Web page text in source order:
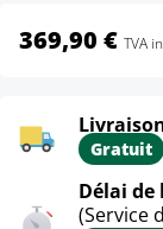
369,90 € TVA
Gratuit
Délai de
(Service